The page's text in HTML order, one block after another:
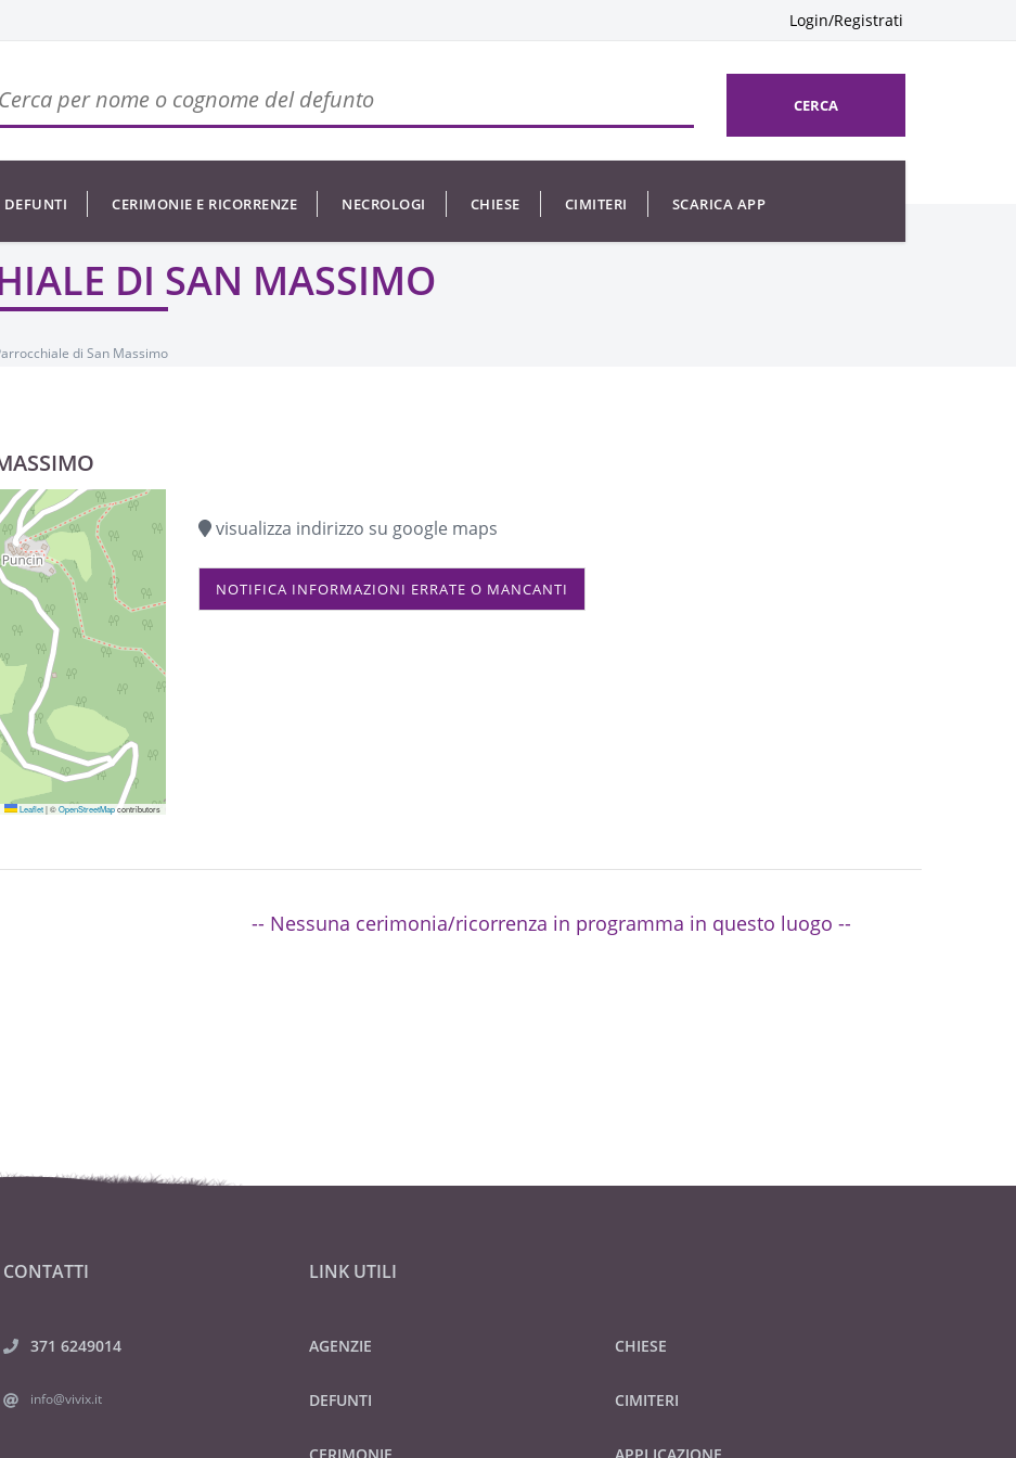
Login/Registrati
CERCA
DEFUNTI CERIMONIE E RICORRENZE NECROLOGI CHIESE CIMITERI SCARICA APP
DI SAN MASSIMO
di San Massimo
Leaflet |©OpenStreetMapcontributors
visualizza indirizzo su google maps
NOTIFICA INFORMAZIONI ERRATE O MANCANTI
-- Nessuna cerimonia/ricorrenza in programma in questo luogo --
CONTATTI
371 6249014
info@vivix.it
LINK UTILI
AGENZIE
DEFUNTI
CHIESE
CIMITERI